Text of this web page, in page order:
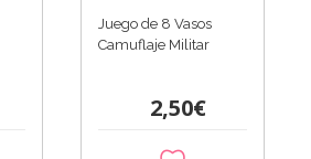
Juego de 8 Vasos
Camuflaje Militar
2,50€